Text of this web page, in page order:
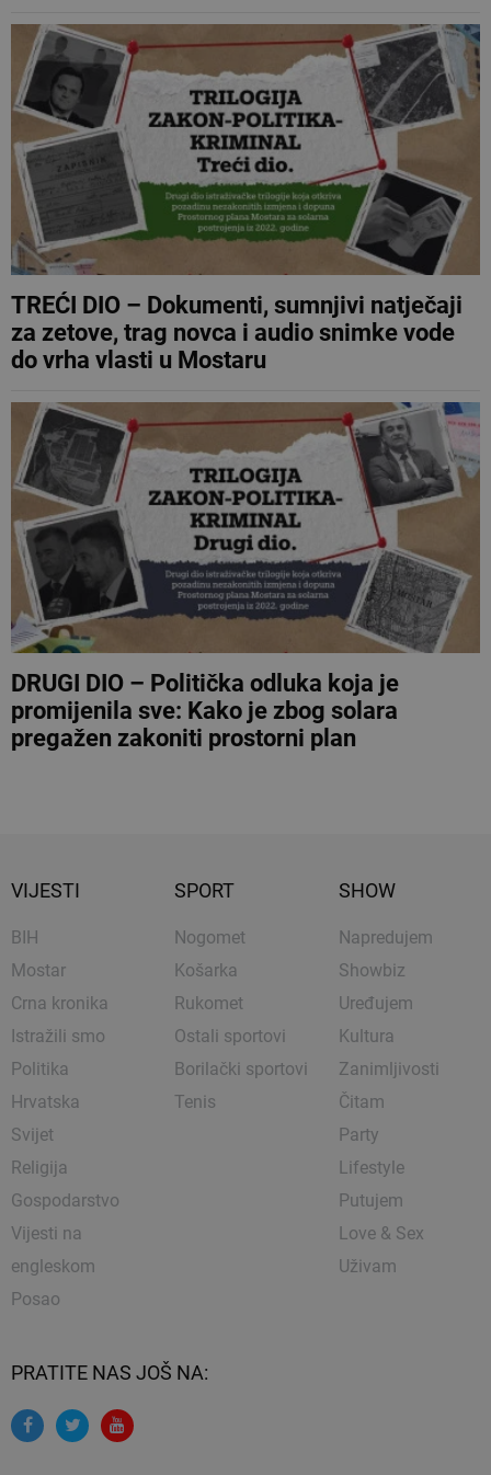
TREĆI DIO – Dokumenti, sumnjivi natječaji
za zetove, trag novca i audio snimke vode
do vrha vlasti u Mostaru
DRUGI DIO – Politička odluka koja je
promijenila sve: Kako je zbog solara
pregažen zakoniti prostorni plan
VIJESTI
BIH
Mostar
Crna kronika
Istražili smo
Politika
Hrvatska
Svijet
Religija
Gospodarstvo
Vijesti na
engleskom
Posao
SPORT
Nogomet
Košarka
Rukomet
Ostali sportovi
Borilački sportovi
Tenis
SHOW
Napredujem
Showbiz
Uređujem
Kultura
Zanimljivosti
Čitam
Party
Lifestyle
Putujem
Love & Sex
Uživam
PRATITE NAS JOŠ NA: